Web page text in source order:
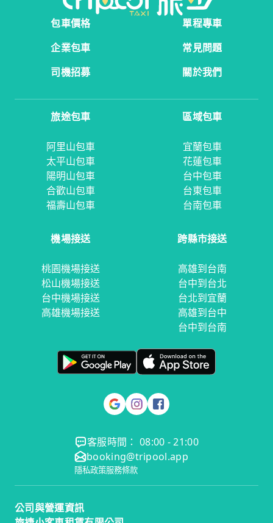
包車價格
單程專車
企業包車
常見問題
司機招募
關於我們
旅途包車
阿里山包車
太平山包車
陽明山包車
合歡山包車
福壽山包車
區域包車
宜蘭包車
花蓮包車
台中包車
台東包車
台南包車
機場接送
桃園機場接送
松山機場接送
台中機場接送
高雄機場接送
跨縣市接送
高雄到台南
台中到台北
台北到宜蘭
高雄到台中
台中到台南
客服時間： 08:00 - 21:00
booking@tripool.app
隱私政策服務條款
公司與營運資訊